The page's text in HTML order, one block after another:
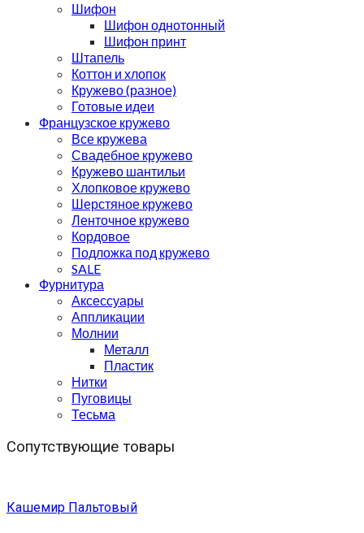
Шифон
Шифон однотонный
Шифон принт
Штапель
Коттон и хлопок
Кружево (разное)
Готовые идеи
Французское кружево
Все кружева
Свадебное кружево
Кружево шантильи
Хлопковое кружево
Шерстяное кружево
Ленточное кружево
Кордовое
Подложка под кружево
SALE
Фурнитура
Аксессуары
Аппликации
Молнии
Металл
Пластик
Нитки
Пуговицы
Тесьма
Сопутствующие товары
Кашемир Пальтовый